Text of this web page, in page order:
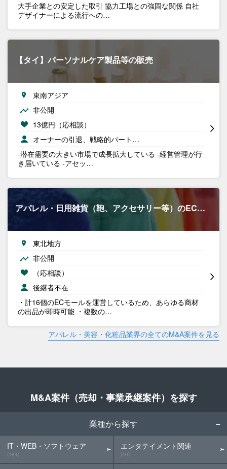
大手企業との安定した取引 協力工場との強固な関係 自社
デザイナーによる流行への…
【タイ】パーソナルケア製品等の販売
東南アジア
非公開
13億円（応相談）
オーナーの引退、戦略的パート…
-潜在需要の大きい市場で成長拡大している -経営管理が行
き届いている -アセッ…
アパレル・日用雑貨（鞄、アクセサリー等）のEC…
東北地方
非公開
（応相談）
後継者不在
・計16個のECモールを運営しているため、あらゆる商材
の出品が即時可能 ・複数の…
アパレル・美容・化粧品業界の全てのM&A案件を見る
M&A案件（売却・事業承継案件）を探す
業種から探す
IT・WEB・ソフトウェア
(184)
エンタテイメント関連
(40)